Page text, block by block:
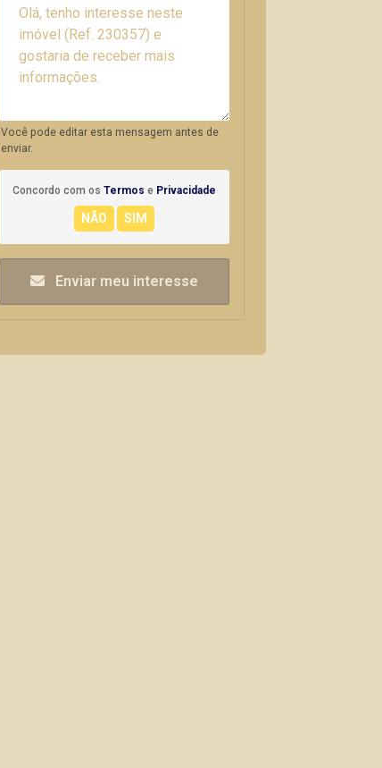
Você pode editar esta mensagem antes de
enviar.
Concordo com os Termos e Privacidade
Enviar meu interesse